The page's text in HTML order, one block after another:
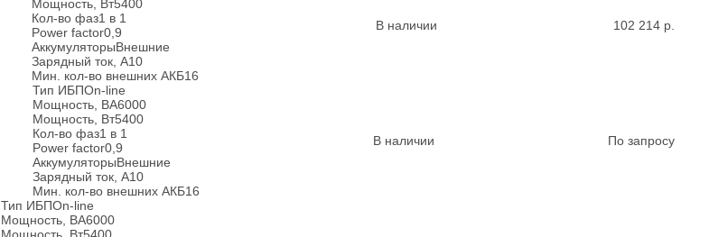
Мощность, Вт5400
Кол-во фаз1 в 1
Power factor0,9
АккумуляторыВнешние
Зарядный ток, А10
Мин. кол-во внешних АКБ16
В наличии 102 214 р.
Тип ИБПOn-line
Мощность, ВА6000
Мощность, Вт5400
Кол-во фаз1 в 1
Power factor0,9
АккумуляторыВнешние
Зарядный ток, А10
Мин. кол-во внешних АКБ16
В наличии По запросу
Тип ИБПOn-line
Мощность, ВА6000